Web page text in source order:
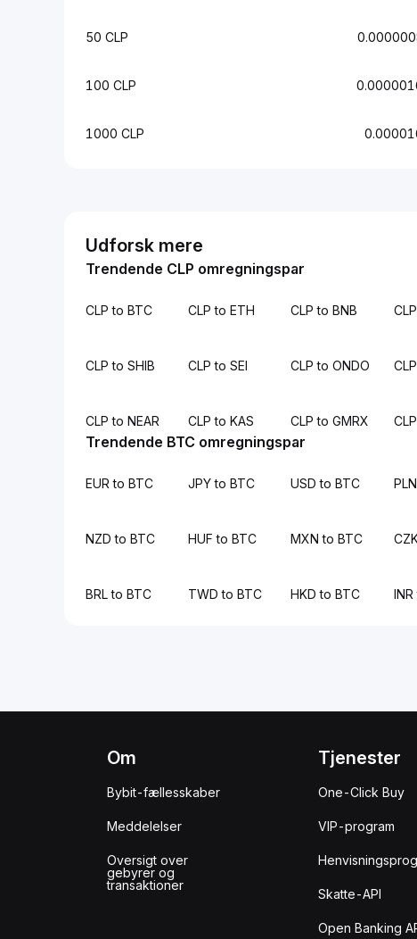
50 CLP
100 CLP
1000 CLP
Udforsk mere
Trendende CLP omregningspar
CLP to BTC CLP to ETH CLP to BNB
CLP to SHIB CLP to SEI CLP to ONDO
CLP to NEAR CLP to KAS CLP to GMRX
Trendende BTC omregningspar
EUR to BTC JPY to BTC USD to BTC
NZD to BTC HUF to BTC MXN to BTC
BRL to BTC TWD to BTC HKD to BTC
Om
Bybit-fællesskaber
Meddelelser
Oversigt over
gebyrer og
transaktioner
Tjenester
One-Click Buy
VIP-program
Skatte-API
Open Banking